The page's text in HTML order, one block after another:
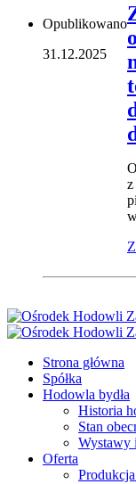
Opublikowano
31.12.2025
z
Strona główna
Spółka
Hodowla bydła
Historia
Stan
Wystawy
Oferta